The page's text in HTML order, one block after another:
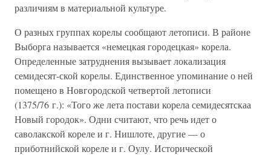
различиям в материальной культуре.
О разных группах корелы сообщают летописи. В районе
Выборга называется «немецкая городецкая» корела.
Определенные затруднения вызывает локализация
семидесят-ской корелы. Единственное упоминание о ней
помещено в Новгородской четвертой летописи
(1375/76 г.): «Того же лета постави корела семидесятскаа
Новый городок». Одни считают, что речь идет о
саволакской кореле и г. Нишлоте, другие — о
приботнийской кореле и г. Оулу. Исторической